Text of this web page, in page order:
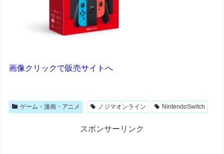
画像クリックで販売サイトへ
ゲーム・漫画・アニメ ノジマオンライン NintendoSwitch
スポンサーリンク